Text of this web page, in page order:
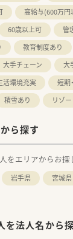
高給与(600万円
60歳以上可 管
教育制度あり
大手チェーン
大
活環境充実 短期
積雪あり リゾー
ら探す
をエリアからお探
岩手県 宮城県
を法人名から